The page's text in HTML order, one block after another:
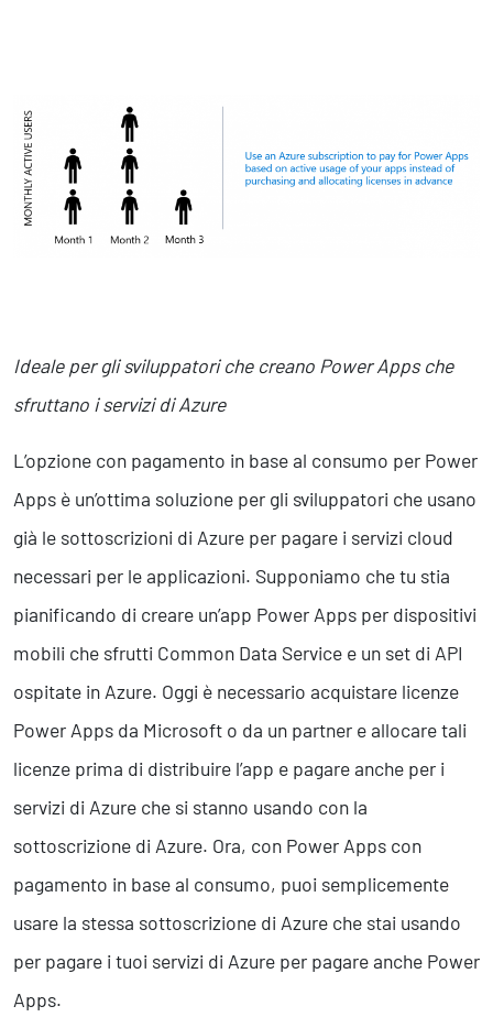
Ideale per gli sviluppatori che creano Power Apps che
sfruttano i servizi di Azure
L’opzione con pagamento in base al consumo per Power
Apps è un’ottima soluzione per gli sviluppatori che usano
già le sottoscrizioni di Azure per pagare i servizi cloud
necessari per le applicazioni. Supponiamo che tu stia
pianificando di creare un’app Power Apps per dispositivi
mobili che sfrutti Common Data Service e un set di API
ospitate in Azure. Oggi è necessario acquistare licenze
Power Apps da Microsoft o da un partner e allocare tali
licenze prima di distribuire l’app e pagare anche per i
servizi di Azure che si stanno usando con la
sottoscrizione di Azure. Ora, con Power Apps con
pagamento in base al consumo, puoi semplicemente
usare la stessa sottoscrizione di Azure che stai usando
per pagare i tuoi servizi di Azure per pagare anche Power
Apps.